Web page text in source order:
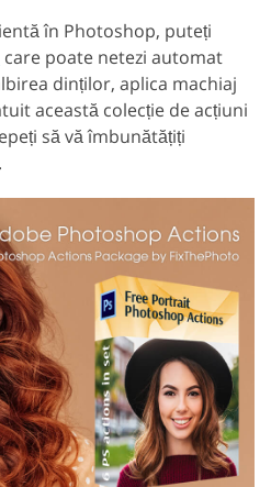
în Photoshop, puteți
care poate netezi automat
dinților, aplica machiaj
această colecție de acțiuni
să vă îmbunătățiți